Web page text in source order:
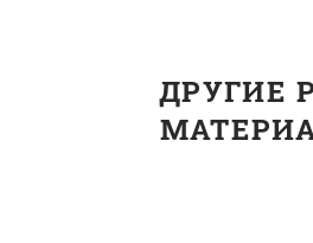
ДРУГИЕ